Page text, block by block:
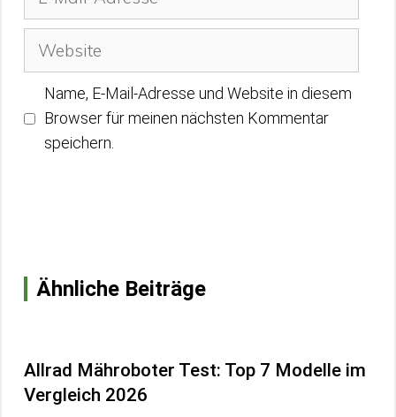
Website
Name, E-Mail-Adresse und Website in diesem
Browser für meinen nächsten Kommentar
speichern.
Ähnliche Beiträge
Allrad Mähroboter Test: Top 7 Modelle im
Vergleich 2026